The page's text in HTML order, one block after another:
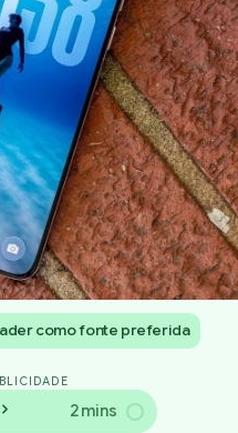
como fonte preferida
2 mins